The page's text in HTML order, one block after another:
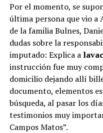
Por el momento, se
última persona que vio a
de la familia Bulnes,
dudas sobre la
imputado: Explica a
instrucción fue muy
domicilio dejando allí
documento, elementos
búsqueda, al pasar los
testimonios muy
Campos Matos”.